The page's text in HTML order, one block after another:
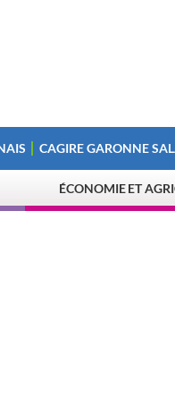
CAGIRE GARONNE
ÉCONOMIE ET